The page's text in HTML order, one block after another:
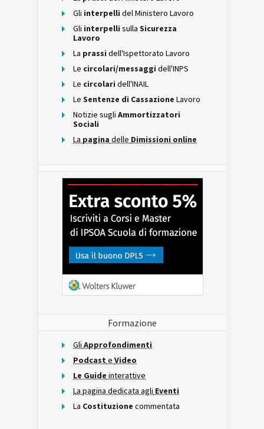
Gli interpelli del Ministero Lavoro
Gli interpelli sulla Sicurezza
Lavoro
La prassi dell'Ispettorato Lavoro
Le circolari/messaggi dell'INPS
Le circolari dell'INAIL
Le Sentenze di Cassazione Lavoro
Notizie sugli Ammortizzatori
Sociali
La pagina delle Dimissioni online
Formazione
Gli Approfondimenti
Podcast e Video
Le Guide interattive
La pagina dedicata agli Eventi
La Costituzione commentata